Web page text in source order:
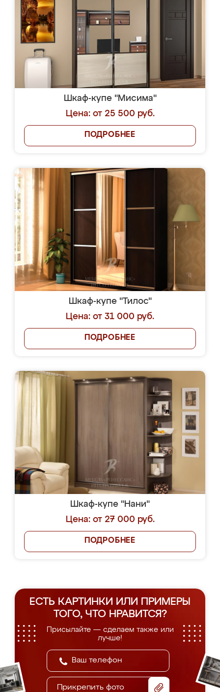
Шкаф-купе "Мисима"
Цена: от 25 500 руб.
ПОДРОБНЕЕ
Шкаф-купе "Тилос"
Цена: от 31 000 руб.
ПОДРОБНЕЕ
Шкаф-купе "Нани"
Цена: от 27 000 руб.
ПОДРОБНЕЕ
ЕСТЬ КАРТИНКИ ИЛИ ПРИМЕРЫ
ТОГО, ЧТО НРАВИТСЯ?
Присылайте — сделаем также или
лучше!
Прикрепить фото